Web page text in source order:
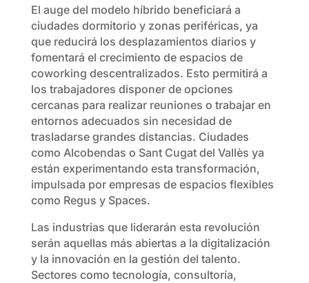
El auge del modelo híbrido beneficiará a
ciudades dormitorio y zonas periféricas, ya
que reducirá los desplazamientos diarios y
fomentará el crecimiento de espacios de
coworking descentralizados. Esto permitirá a
los trabajadores disponer de opciones
cercanas para realizar reuniones o trabajar en
entornos adecuados sin necesidad de
trasladarse grandes distancias. Ciudades
como Alcobendas o Sant Cugat del Vallès ya
están experimentando esta transformación,
impulsada por empresas de espacios flexibles
como Regus y Spaces.
Las industrias que liderarán esta revolución
serán aquellas más abiertas a la digitalización
y la innovación en la gestión del talento.
Sectores como tecnología, consultoría,